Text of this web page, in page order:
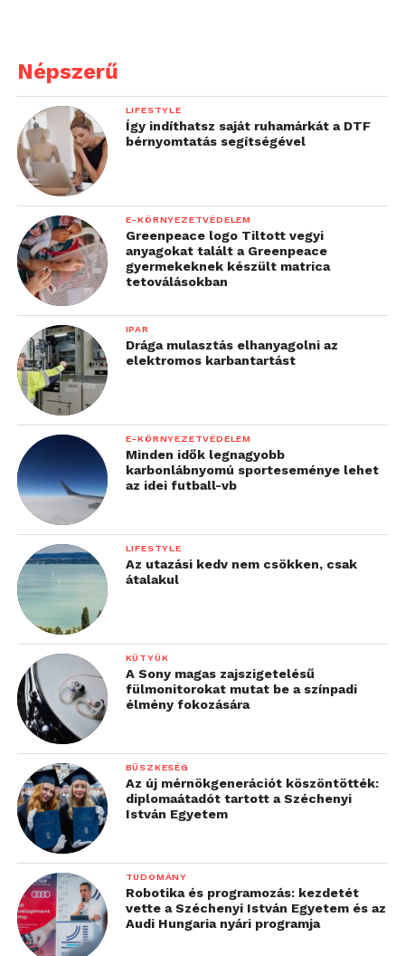
Népszerű
LIFESTYLE
Így indíthatsz saját ruhamárkát a DTF
bérnyomtatás segítségével
E-KÖRNYEZETVÉDELEM
Greenpeace logo Tiltott vegyi
anyagokat talált a Greenpeace
gyermekeknek készült matrica
tetoválásokban
IPAR
Drága mulasztás elhanyagolni az
elektromos karbantartást
E-KÖRNYEZETVÉDELEM
Minden idők legnagyobb
karbonlábnyomú sporteseménye lehet
az idei futball-vb
LIFESTYLE
Az utazási kedv nem csökken, csak
átalakul
KÜTYÜK
A Sony magas zajszigetelésű
fülmonitorokat mutat be a színpadi
élmény fokozására
BÜSZKESÉG
Az új mérnökgenerációt köszöntötték:
diplomaátadót tartott a Széchenyi
István Egyetem
TUDOMÁNY
Robotika és programozás: kezdetét
vette a Széchenyi István Egyetem és az
Audi Hungaria nyári programja